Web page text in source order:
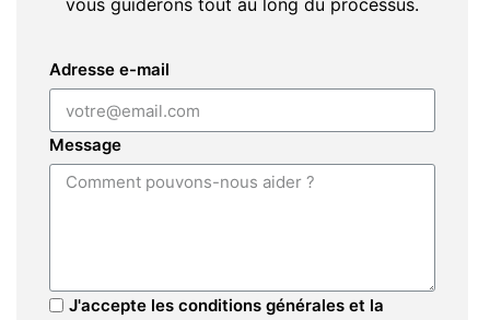
vous guiderons tout au long du processus.
Adresse e-mail
Message
J'accepte les conditions générales et la